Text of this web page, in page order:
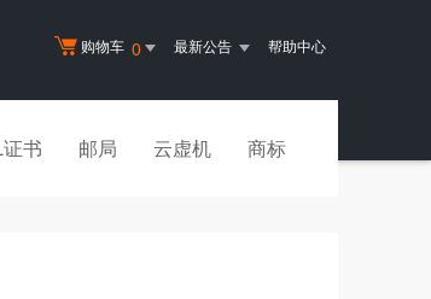
购物车 0 最新公告 帮助中心
书 邮局 云虚机 商标